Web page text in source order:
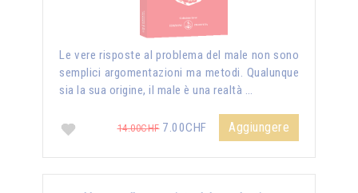
Le vere risposte al problema del male non sono
semplici argomentazioni ma metodi. Qualunque
sia la sua origine, il male è una realtà …
14.00CHF7.00CHF Aggiungere